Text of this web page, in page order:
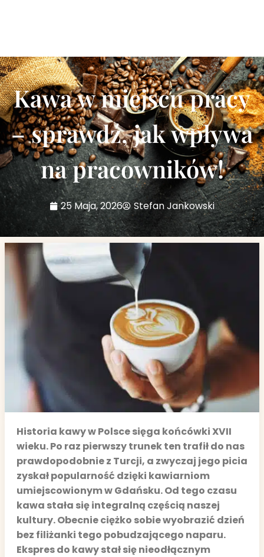
Kawa w miejscu pracy
– sprawdź, jak wpływa
na pracowników!
25 Maja, 2026 Stefan Jankowski
Historia kawy w Polsce sięga końcówki XVII
wieku. Po raz pierwszy trunek ten trafił do nas
prawdopodobnie z Turcji, a zwyczaj jego picia
zyskał popularność dzięki kawiarniom
umiejscowionym w Gdańsku. Od tego czasu
kawa stała się integralną częścią naszej
kultury. Obecnie ciężko sobie wyobrazić dzień
bez filiżanki tego pobudzającego naparu.
Ekspres do kawy stał się nieodłącznym